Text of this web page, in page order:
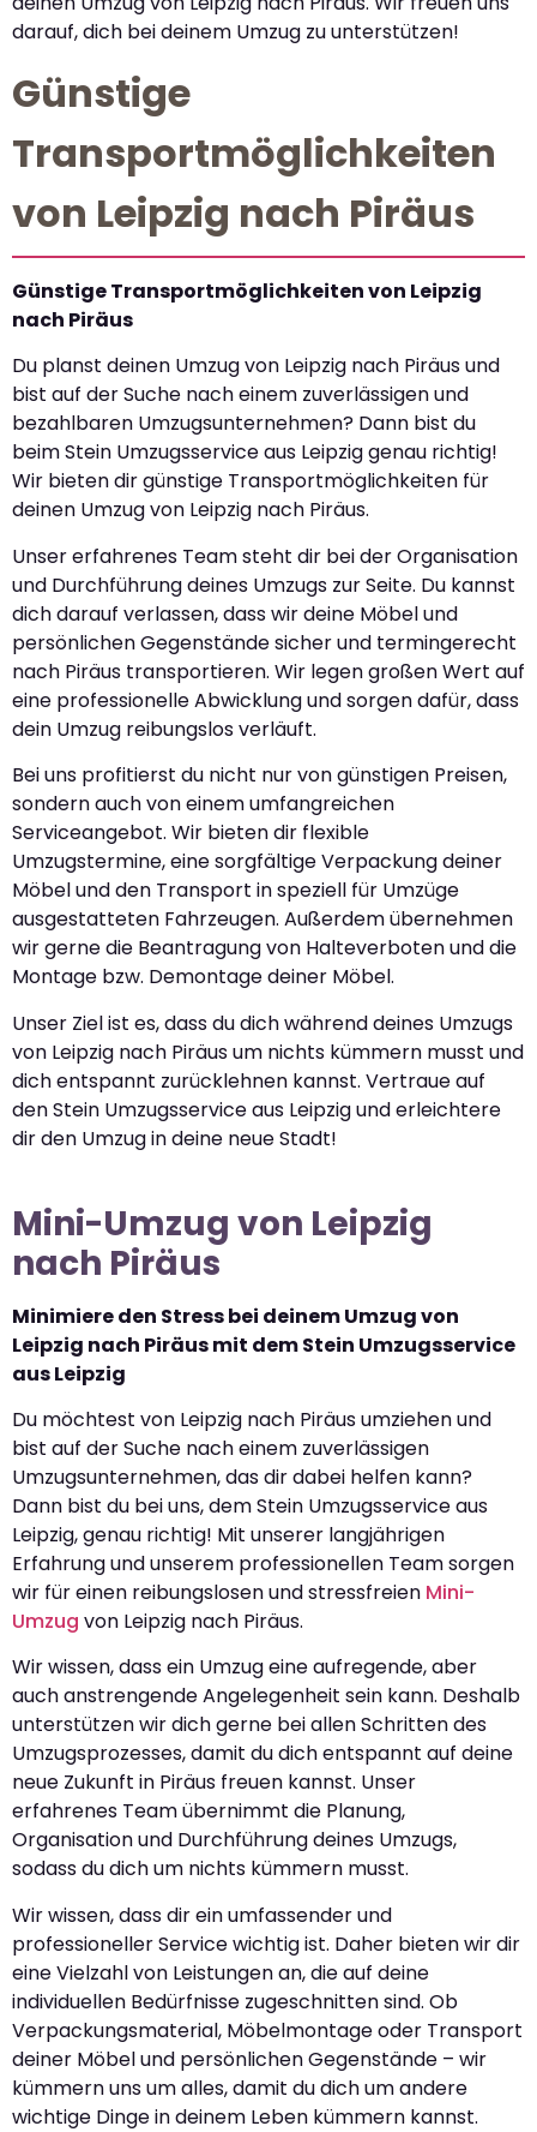
darauf, dich bei deinem Umzug zu unterstützen!
Günstige
Transportmöglichkeiten
von Leipzig nach Piräus
Günstige Transportmöglichkeiten von Leipzig
nach Piräus
Du planst deinen Umzug von Leipzig nach Piräus und
bist auf der Suche nach einem zuverlässigen und
bezahlbaren Umzugsunternehmen? Dann bist du
beim Stein Umzugsservice aus Leipzig genau richtig!
Wir bieten dir günstige Transportmöglichkeiten für
deinen Umzug von Leipzig nach Piräus.
Unser erfahrenes Team steht dir bei der Organisation
und Durchführung deines Umzugs zur Seite. Du kannst
dich darauf verlassen, dass wir deine Möbel und
persönlichen Gegenstände sicher und termingerecht
nach Piräus transportieren. Wir legen großen Wert auf
eine professionelle Abwicklung und sorgen dafür, dass
dein Umzug reibungslos verläuft.
Bei uns profitierst du nicht nur von günstigen Preisen,
sondern auch von einem umfangreichen
Serviceangebot. Wir bieten dir flexible
Umzugstermine, eine sorgfältige Verpackung deiner
Möbel und den Transport in speziell für Umzüge
ausgestatteten Fahrzeugen. Außerdem übernehmen
wir gerne die Beantragung von Halteverboten und die
Montage bzw. Demontage deiner Möbel.
Unser Ziel ist es, dass du dich während deines Umzugs
von Leipzig nach Piräus um nichts kümmern musst und
dich entspannt zurücklehnen kannst. Vertraue auf
den Stein Umzugsservice aus Leipzig und erleichtere
dir den Umzug in deine neue Stadt!
Mini-Umzug von Leipzig
nach Piräus
Minimiere den Stress bei deinem Umzug von
Leipzig nach Piräus mit dem Stein Umzugsservice
aus Leipzig
Du möchtest von Leipzig nach Piräus umziehen und
bist auf der Suche nach einem zuverlässigen
Umzugsunternehmen, das dir dabei helfen kann?
Dann bist du bei uns, dem Stein Umzugsservice aus
Leipzig, genau richtig! Mit unserer langjährigen
Erfahrung und unserem professionellen Team sorgen
wir für einen reibungslosen und stressfreien Mini-
Umzug von Leipzig nach Piräus.
Wir wissen, dass ein Umzug eine aufregende, aber
auch anstrengende Angelegenheit sein kann. Deshalb
unterstützen wir dich gerne bei allen Schritten des
Umzugsprozesses, damit du dich entspannt auf deine
neue Zukunft in Piräus freuen kannst. Unser
erfahrenes Team übernimmt die Planung,
Organisation und Durchführung deines Umzugs,
sodass du dich um nichts kümmern musst.
Wir wissen, dass dir ein umfassender und
professioneller Service wichtig ist. Daher bieten wir dir
eine Vielzahl von Leistungen an, die auf deine
individuellen Bedürfnisse zugeschnitten sind. Ob
Verpackungsmaterial, Möbelmontage oder Transport
deiner Möbel und persönlichen Gegenstände – wir
kümmern uns um alles, damit du dich um andere
wichtige Dinge in deinem Leben kümmern kannst.